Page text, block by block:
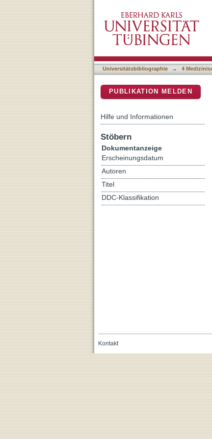
Glutamatergic
synaptic?
Universitätsbibliographie → 4
PUBLIKATION MELDEN
Hilfe und Informationen
Stöbern
Dokumentanzeige
Erscheinungsdatum
Autoren
Titel
DDC-Klassifikation
Kontakt